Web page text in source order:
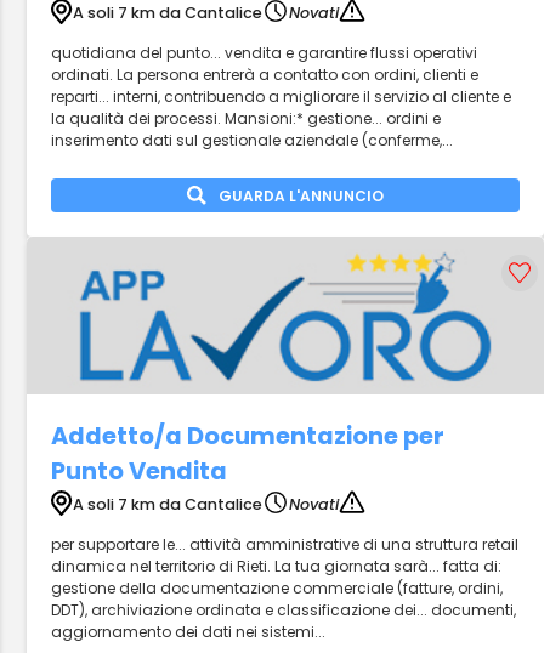
A soli 7 km da Cantalice
Novati
quotidiana del punto... vendita e garantire flussi operativi
ordinati. La persona entrerà a contatto con ordini, clienti e
reparti... interni, contribuendo a migliorare il servizio al cliente e
la qualità dei processi. Mansioni:* gestione... ordini e
inserimento dati sul gestionale aziendale (conferme,...
GUARDA L'ANNUNCIO
Addetto/a Documentazione per
Punto Vendita
A soli 7 km da Cantalice
Novati
per supportare le... attività amministrative di una struttura retail
dinamica nel territorio di Rieti. La tua giornata sarà... fatta di:
gestione della documentazione commerciale (fatture, ordini,
DDT), archiviazione ordinata e classificazione dei... documenti,
aggiornamento dei dati nei sistemi...